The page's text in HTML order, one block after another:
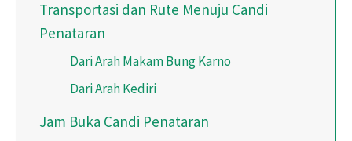
Transportasi dan Rute Menuju Candi
Penataran
Dari Arah Makam Bung Karno
Dari Arah Kediri
Jam Buka Candi Penataran